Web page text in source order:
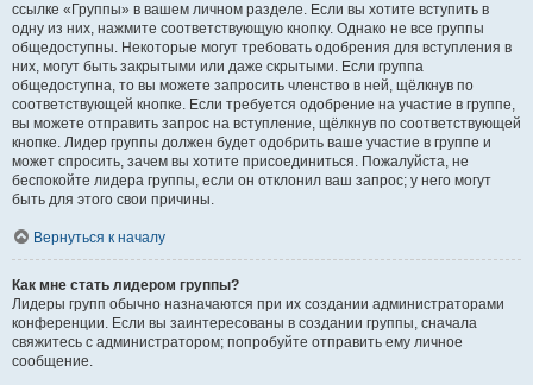
ссылке «Группы» в вашем личном разделе. Если вы хотите вступить в
одну из них, нажмите соответствующую кнопку. Однако не все группы
общедоступны. Некоторые могут требовать одобрения для вступления в
них, могут быть закрытыми или даже скрытыми. Если группа
общедоступна, то вы можете запросить членство в ней, щёлкнув по
соответствующей кнопке. Если требуется одобрение на участие в группе,
вы можете отправить запрос на вступление, щёлкнув по соответствующей
кнопке. Лидер группы должен будет одобрить ваше участие в группе и
может спросить, зачем вы хотите присоединиться. Пожалуйста, не
беспокойте лидера группы, если он отклонил ваш запрос; у него могут
быть для этого свои причины.
Вернуться к началу
Как мне стать лидером группы?
Лидеры групп обычно назначаются при их создании администраторами
конференции. Если вы заинтересованы в создании группы, сначала
свяжитесь с администратором; попробуйте отправить ему личное
сообщение.